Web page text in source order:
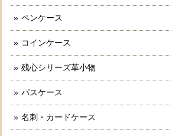
ペンケース
コインケース
残心シリーズ革小物
パスケース
名刺・カードケース